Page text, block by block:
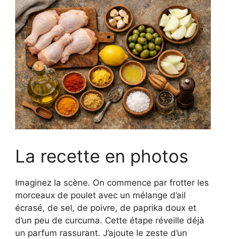
La recette en photos
Imaginez la scène. On commence par frotter les
morceaux de poulet avec un mélange d’ail
écrasé, de sel, de poivre, de paprika doux et
d’un peu de curcuma. Cette étape réveille déjà
un parfum rassurant. J’ajoute le zeste d’un